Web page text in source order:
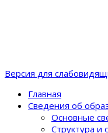
Версия для
Главная
Сведения об
Основные
Структура и